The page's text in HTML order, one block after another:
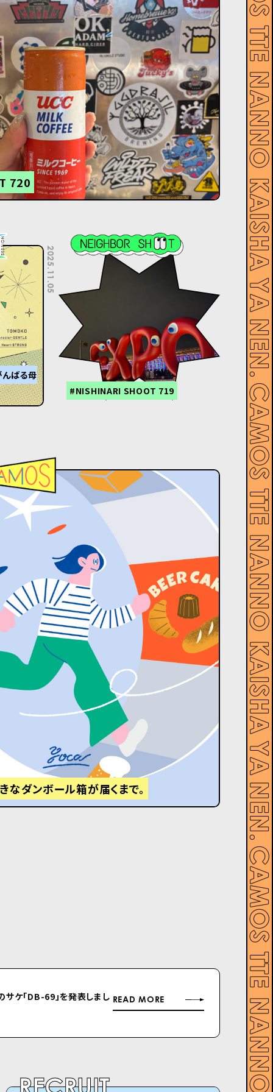
720
ばる母
2025.11.05
#NISHINARI SHOOT 719
ダンボール箱が届くまで。
ケ「DB-69」を発表しまし READ MORE